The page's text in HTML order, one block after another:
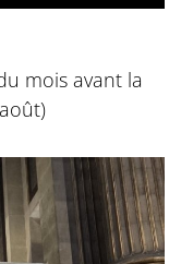
mois avant la